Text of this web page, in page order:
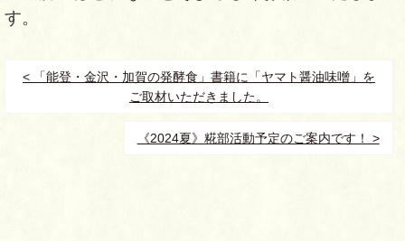
す。
< 「能登・金沢・加賀の発酵食」書籍に「ヤマト醤油味噌」を
ご取材いただきました。
《2024夏》糀部活動予定のご案内です！ >